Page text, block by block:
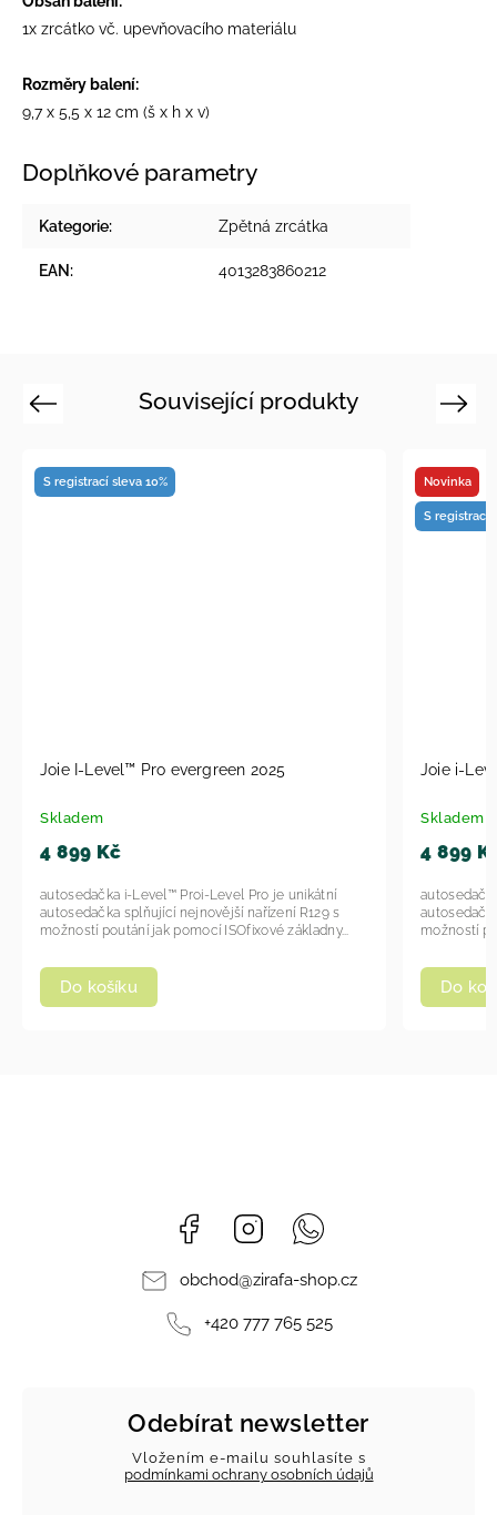
1x zrcátko vč. upevňovacího materiálu
Rozměry balení:
9,7 x 5,5 x 12 cm (š x h x v)
Doplňkové parametry
Kategorie: Zpětná zrcátka
EAN: 4013283860212
Související produkty
Previous
S registrací sleva 10%
Joie I-Level™ Pro evergreen 2025
Skladem
4 899 Kč
Do košíku
autosedačka i-Level™ Proi-Level Pro je unikátní
autosedačka splňující nejnovější nařízení R129 s
možností poutání jak pomocí ISOfixové základny...
Novinka
S registrací
Joie i-
Skladem
4 899
Do
možností
Next
Facebook Instagram
obchod@zirafa-shop.cz
+420 777 765 525
Odebírat newsletter
Vložením e-mailu souhlasíte s
podmínkami ochrany osobních údajů